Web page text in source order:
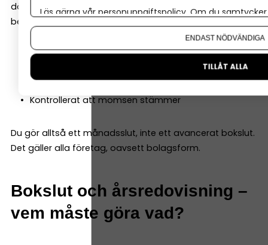
då 'stänger man' den perioden) Att avsluta perioden
betyder i praktiken att du:
Bokfört alla händelser för månaden
Säkrat att alla kvitton finns digitalt
Kontrollerat att momsen stämmer
Du gör alltså ett månadsslut, inte ett avancerat bokslut.
Det gäller alla företag, oavsett bolagsform.
Bokslut och årsredovisning –
vem måste göra vad?
Läs gärna vår personuppgiftspolicy. Om du
Om du vill ändra ditt val i efterhand hittar du den
ENDAST NÖDVÄNDIGA
TILLÅT ALLA